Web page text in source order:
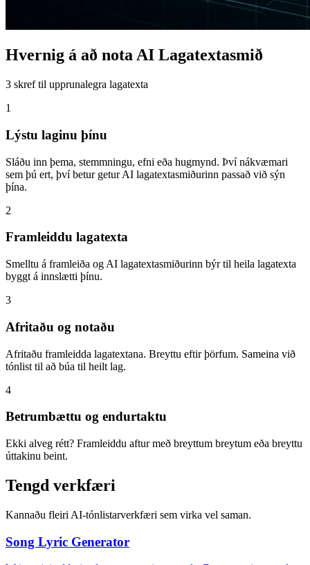
Hvernig á að nota AI Lagatextasmið
3 skref til upprunalegra lagatexta
1
Lýstu laginu þínu
Sláðu inn þema, stemmningu, efni eða hugmynd. Því nákvæmari
sem þú ert, því betur getur AI lagatextasmiðurinn passað við sýn
þína.
2
Framleiddu lagatexta
Smelltu á framleiða og AI lagatextasmiðurinn býr til heila lagatexta
byggt á innslætti þínu.
3
Afritaðu og notaðu
Afritaðu framleidda lagatextana. Breyttu eftir þörfum. Sameina við
tónlist til að búa til heilt lag.
4
Betrumbættu og endurtaktu
Ekki alveg rétt? Framleiddu aftur með breyttum breytum eða breyttu
úttakinu beint.
Tengd verkfæri
Kannaðu fleiri AI-tónlistarverkfæri sem virka vel saman.
Song Lyric Generator